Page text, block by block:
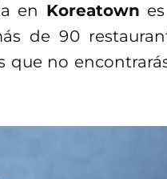
en Koreatown
de 90
que no